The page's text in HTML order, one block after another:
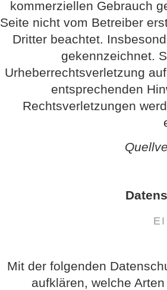
kommerziellen Gebrauch
Seite nicht vom Betreiber
Dritter beachtet.
gekennzeichnet.
Urheberrechtsverletzung
entsprechenden
Rechtsverletzungen
Mit der folgenden
aufklären, welche